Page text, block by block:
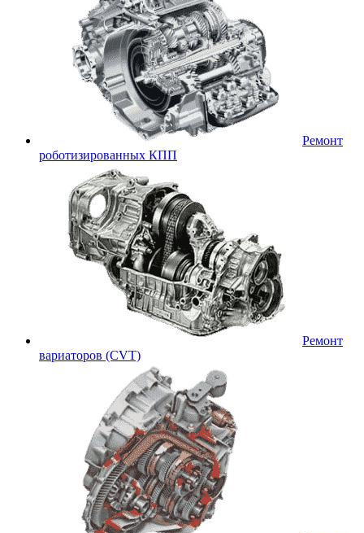
Ремонт
роботизированных КПП
Ремонт
вариаторов (CVT)